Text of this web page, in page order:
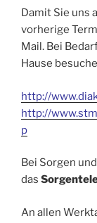
Damit Sie uns
vorherige
Mail. Bei
Hause
http://
http://
p
Bei Sorgen
das
An allen